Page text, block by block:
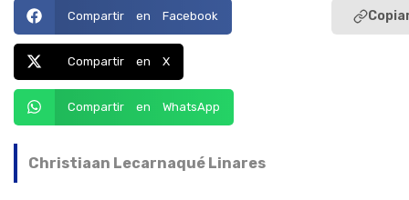
Compartir en Facebook
Compartir en X
Compartir en WhatsApp
Christiaan Lecarnaqué Linares